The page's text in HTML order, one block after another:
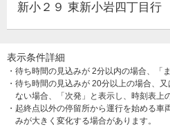
新小２９ 東新小岩四丁目行
表示条件詳細
・待ち時間の見込みが 2分以内の場合、「
・待ち時間の見込みが 20分以上の場合、
ない場合、「次発」と表示し、時刻表上
・起終点以外の停留所から運行を始める
みが大きく変化する場合があります。